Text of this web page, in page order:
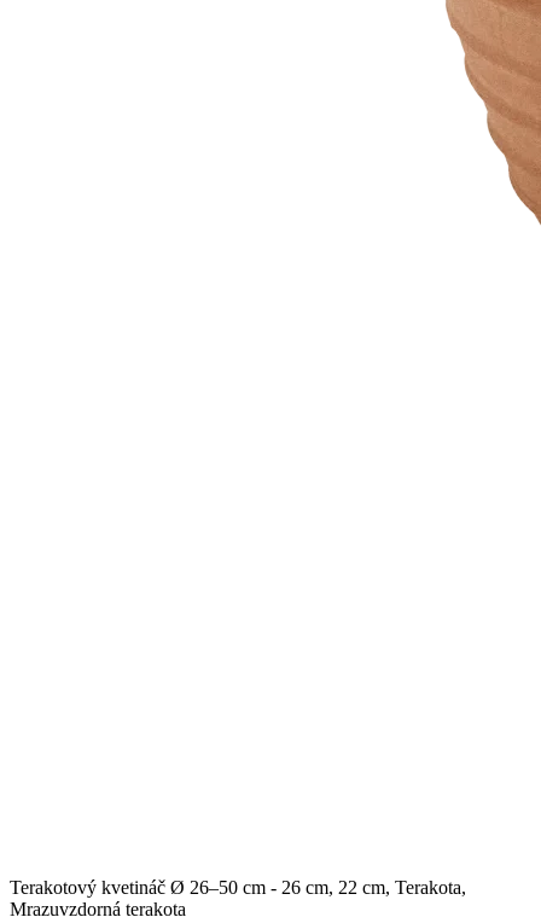
Terakotový kvetináč Ø 26–50 cm - 26 cm, 22 cm, Terakota,
Mrazuvzdorná terakota